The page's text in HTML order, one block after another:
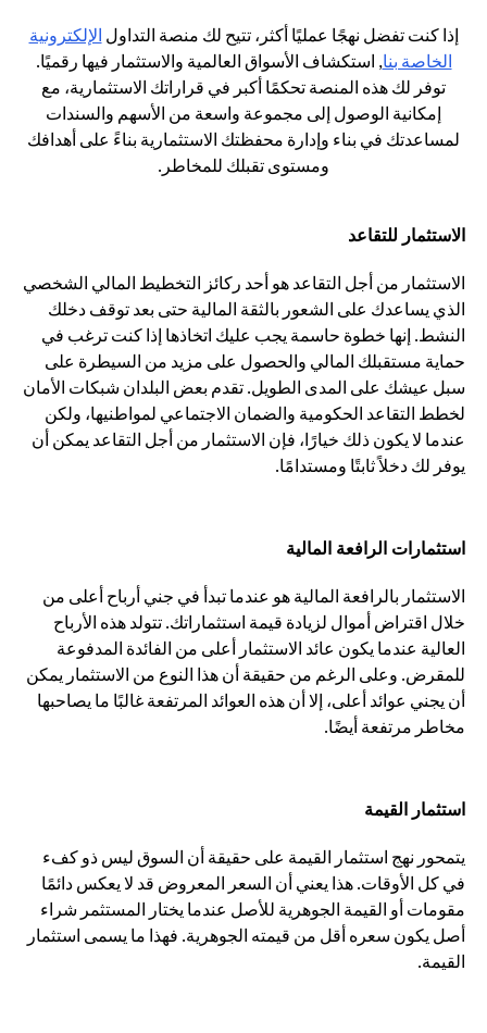
إذا كنت تفضل نهجًا عمليًا أكثر، تتيح لك منصة التداول الإلكترونية
الخاصة بناopens in a new tab
, استكشاف الأسواق العالمية والاستثمار فيها رقميًا.
توفر لك هذه المنصة تحكمًا أكبر في قراراتك الاستثمارية، مع
إمكانية الوصول إلى مجموعة واسعة من الأسهم والسندات
لمساعدتك في بناء وإدارة محفظتك الاستثمارية بناءً على أهدافك
ومستوى تقبلك للمخاطر.
الاستثمار للتقاعد
الاستثمار من أجل التقاعد هو أحد ركائز التخطيط المالي الشخصي
الذي يساعدك على الشعور بالثقة المالية حتى بعد توقف دخلك
النشط. إنها خطوة حاسمة يجب عليك اتخاذها إذا كنت ترغب في
حماية مستقبلك المالي والحصول على مزيد من السيطرة على
سبل عيشك على المدى الطويل. تقدم بعض البلدان شبكات الأمان
لخطط التقاعد الحكومية والضمان الاجتماعي لمواطنيها، ولكن
عندما لا يكون ذلك خيارًا، فإن الاستثمار من أجل التقاعد يمكن أن
يوفر لك دخلاً ثابتًا ومستدامًا.
استثمارات الرافعة المالية
الاستثمار بالرافعة المالية هو عندما تبدأ في جني أرباح أعلى من
خلال اقتراض أموال لزيادة قيمة استثماراتك. تتولد هذه الأرباح
العالية عندما يكون عائد الاستثمار أعلى من الفائدة المدفوعة
للمقرض. وعلى الرغم من حقيقة أن هذا النوع من الاستثمار يمكن
أن يجني عوائد أعلى، إلا أن هذه العوائد المرتفعة غالبًا ما يصاحبها
مخاطر مرتفعة أيضًا.
استثمار القيمة
يتمحور نهج استثمار القيمة على حقيقة أن السوق ليس ذو كفء
في كل الأوقات. هذا يعني أن السعر المعروض قد لا يعكس دائمًا
مقومات أو القيمة الجوهرية للأصل عندما يختار المستثمر شراء
أصل يكون سعره أقل من قيمته الجوهرية. فهذا ما يسمى استثمار
القيمة.